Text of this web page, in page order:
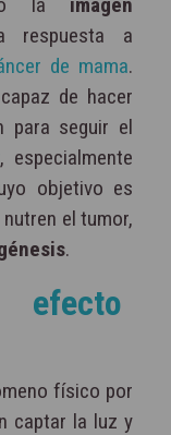
respuesta a
de mama.
de hacer
para seguir el
, especialmente
objetivo es
el tumor,
.
físico por
captar la luz y